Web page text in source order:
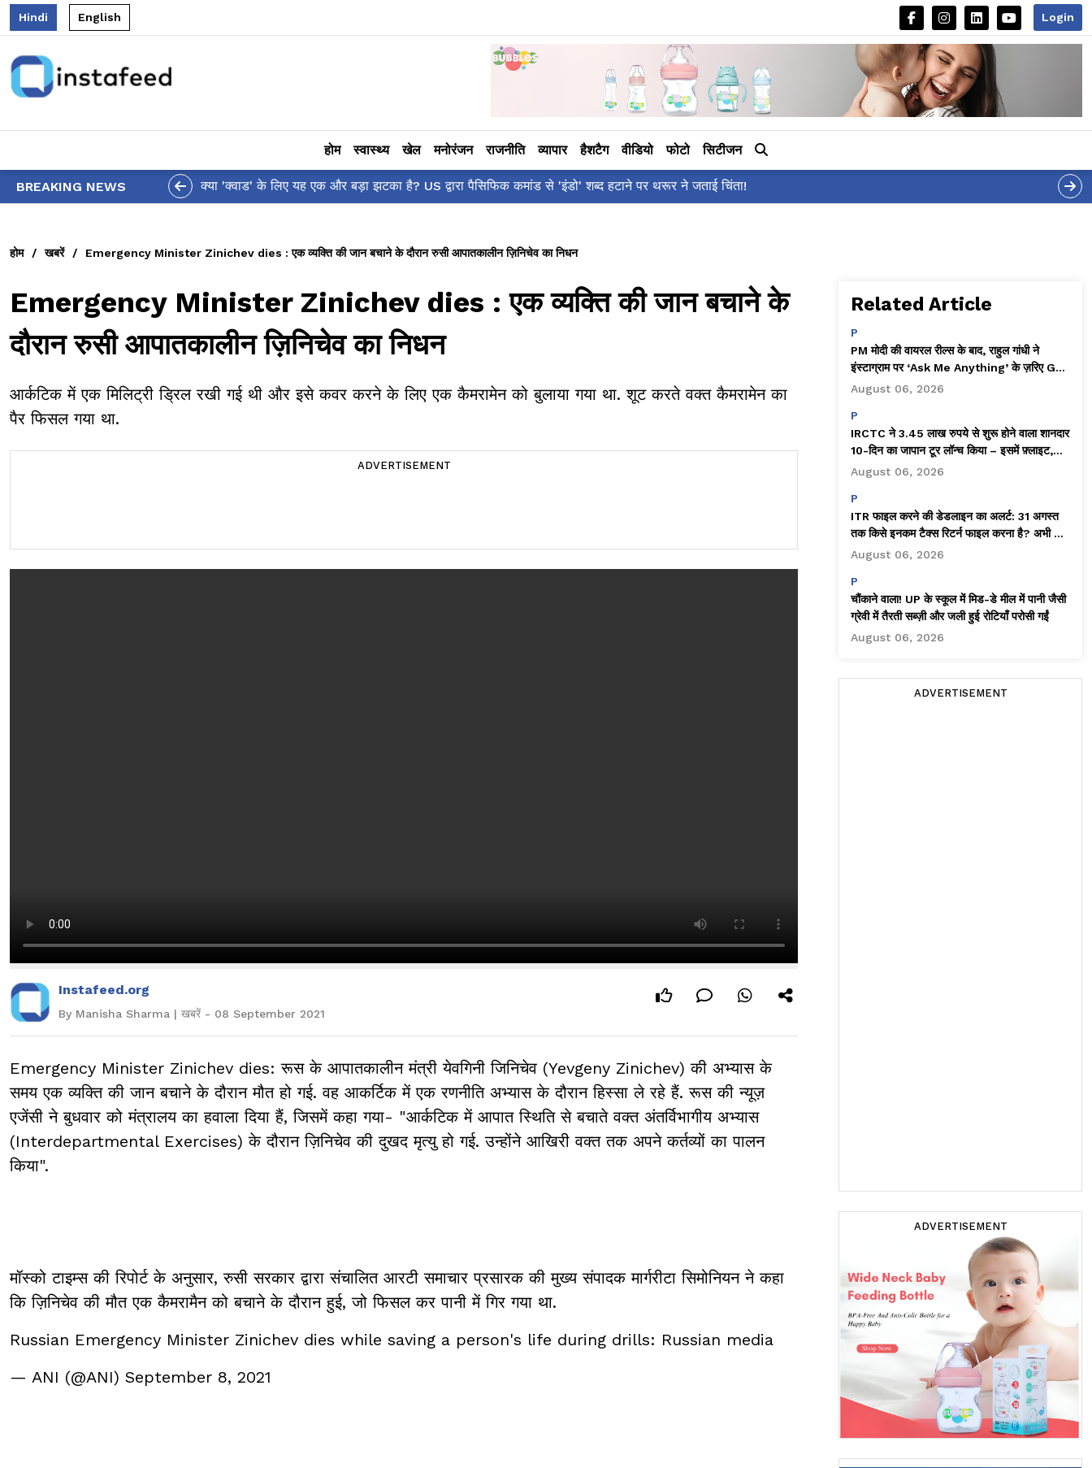
Hindi English Login
होम स्वास्थ्य खेल मनोरंजन राजनीति व्यापार हैशटैग वीडियो फोटो सिटीजन
BREAKING NEWS
कमांड से 'इंडो' शब्द हटाने पर थरूर ने जताई चिंता! आलिया भट्ट का मज़ेदार 'शर्वरी कहाँ है?' पोस्ट, 'अल्फा' टीज़र पर उठे सवालों का मज़ाकिया जवाब!
होम / खबरें / Emergency Minister Zinichev dies : एक व्यक्ति की जान बचाने के दौरान रुसी आपातकालीन ज़िनिचेव का निधन
Emergency Minister Zinichev dies : एक व्यक्ति की जान बचाने के
दौरान रुसी आपातकालीन ज़िनिचेव का निधन
आर्कटिक में एक मिलिट्री ड्रिल रखी गई थी और इसे कवर करने के लिए एक कैमरामेन को बुलाया गया था. शूट करते वक्त कैमरामेन का
पैर फिसल गया था.
ADVERTISEMENT
Instafeed.org
By Manisha Sharma | खबरें - 08 September 2021
Emergency Minister Zinichev dies: रूस के आपातकालीन मंत्री येवगिनी जिनिचेव (Yevgeny Zinichev) की अभ्यास के
समय एक व्यक्ति की जान बचाने के दौरान मौत हो गई. वह आकर्टिक में एक रणनीति अभ्यास के दौरान हिस्सा ले रहे हैं. रूस की न्यूज़
एजेंसी ने बुधवार को मंत्रालय का हवाला दिया हैं, जिसमें कहा गया- "आर्कटिक में आपात स्थिति से बचाते वक्त अंतर्विभागीय अभ्यास
(Interdepartmental Exercises) के दौरान ज़िनिचेव की दुखद मृत्यु हो गई. उन्होंने आखिरी वक्त तक अपने कर्तव्यों का पालन
किया".
मॉस्को टाइम्स की रिपोर्ट के अनुसार, रुसी सरकार द्वारा संचालित आरटी समाचार प्रसारक की मुख्य संपादक मार्गरीटा सिमोनियन ने कहा
कि ज़िनिचेव की मौत एक कैमरामैन को बचाने के दौरान हुई, जो फिसल कर पानी में गिर गया था.
Russian Emergency Minister Zinichev dies while saving a person's life during drills: Russian media
— ANI (@ANI) September 8, 2021
Related Article
P
PM मोदी की वायरल रील्स के बाद, राहुल गांधी ने
इंस्टाग्राम पर ‘Ask Me Anything’ के ज़रिए Gen
Z से जुड़ने की कोशिश की!
August 06, 2026
P
IRCTC ने 3.45 लाख रुपये से शुरू होने वाला शानदार
10-दिन का जापान टूर लॉन्च किया – इसमें फ़्लाइट,
होटल और बहुत कुछ शामिल है!
August 06, 2026
P
ITR फाइल करने की डेडलाइन का अलर्ट: 31 अगस्त
तक किसे इनकम टैक्स रिटर्न फाइल करना है? अभी चेक
करें!
August 06, 2026
P
चौंकाने वाला! UP के स्कूल में मिड-डे मील में पानी जैसी
ग्रेवी में तैरती सब्ज़ी और जली हुई रोटियाँ परोसी गईं
August 06, 2026
ADVERTISEMENT
ADVERTISEMENT